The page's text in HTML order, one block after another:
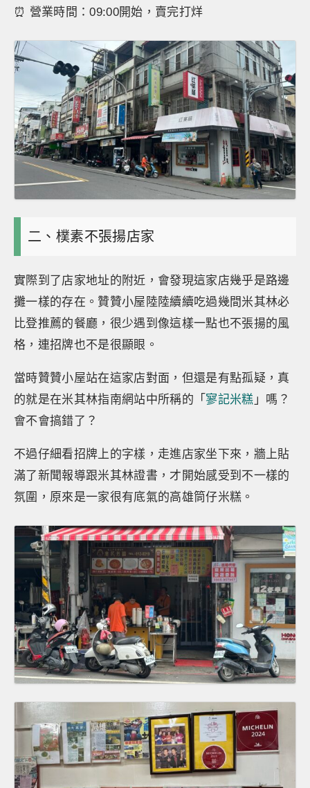
⏰ 營業時間：09:00開始，賣完打烊
二、樸素不張揚店家
實際到了店家地址的附近，會發現這家店幾乎是路邊
攤一樣的存在。贊贊小屋陸陸續續吃過幾間米其林必
比登推薦的餐廳，很少遇到像這樣一點也不張揚的風
格，連招牌也不是很顯眼。
當時贊贊小屋站在這家店對面，但還是有點孤疑，真
的就是在米其林指南網站中所稱的「 寥記米糕 」嗎？
會不會搞錯了？
不過仔細看招牌上的字樣，走進店家坐下來，牆上貼
滿了新聞報導跟米其林證書，才開始感受到不一樣的
氛圍，原來是一家很有底氣的高雄筒仔米糕。